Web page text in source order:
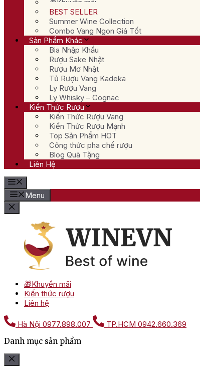
🎁Khuyến mãi
BEST SELLER
Summer Wine Collection
Combo Vang Ngon Giá Tốt
Sản Phẩm Khác
Bia Nhập Khẩu
Rượu Sake Nhật
Rượu Mơ Nhật
Tủ Rượu Vang Kadeka
Ly Rượu Vang
Ly Whisky – Cognac
Kiến Thức Rượu
Kiến Thức Rượu Vang
Kiến Thức Rượu Mạnh
Top Sản Phẩm HOT
Công thức pha chế rượu
Blog Quà Tặng
Liên Hệ
Menu
🎁Khuyến mãi
Kiến thức rượu
Liên hệ
Hà Nội 0977.898.007 TP.HCM 0942.660.369
Danh mục sản phẩm